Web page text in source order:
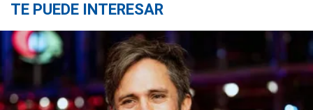
TE PUEDE INTERESAR